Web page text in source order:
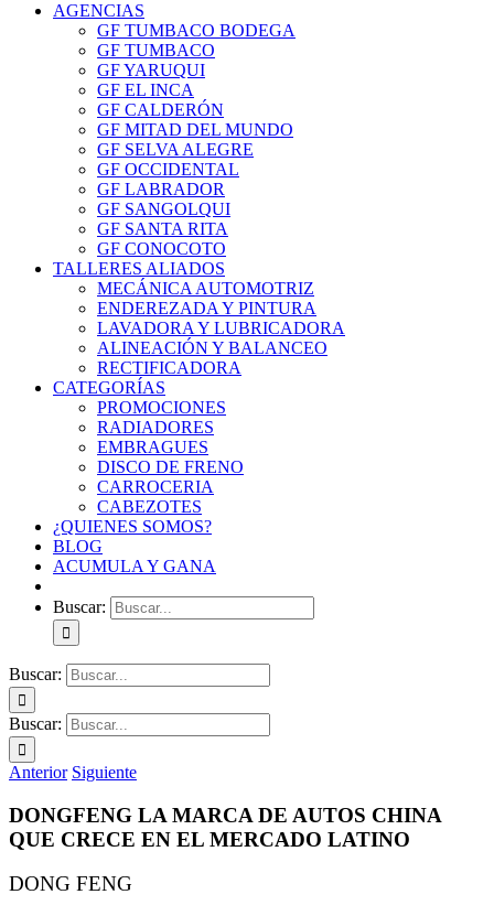
AGENCIAS
GF TUMBACO BODEGA
GF TUMBACO
GF YARUQUI
GF EL INCA
GF CALDERÓN
GF MITAD DEL MUNDO
GF SELVA ALEGRE
GF OCCIDENTAL
GF LABRADOR
GF SANGOLQUI
GF SANTA RITA
GF CONOCOTO
TALLERES ALIADOS
MECÁNICA AUTOMOTRIZ
ENDEREZADA Y PINTURA
LAVADORA Y LUBRICADORA
ALINEACIÓN Y BALANCEO
RECTIFICADORA
CATEGORÍAS
PROMOCIONES
RADIADORES
EMBRAGUES
DISCO DE FRENO
CARROCERIA
CABEZOTES
¿QUIENES SOMOS?
BLOG
ACUMULA Y GANA
Buscar:
Buscar:
Buscar:
Anterior Siguiente
DONGFENG LA MARCA DE AUTOS CHINA
QUE CRECE EN EL MERCADO LATINO
DONG FENG